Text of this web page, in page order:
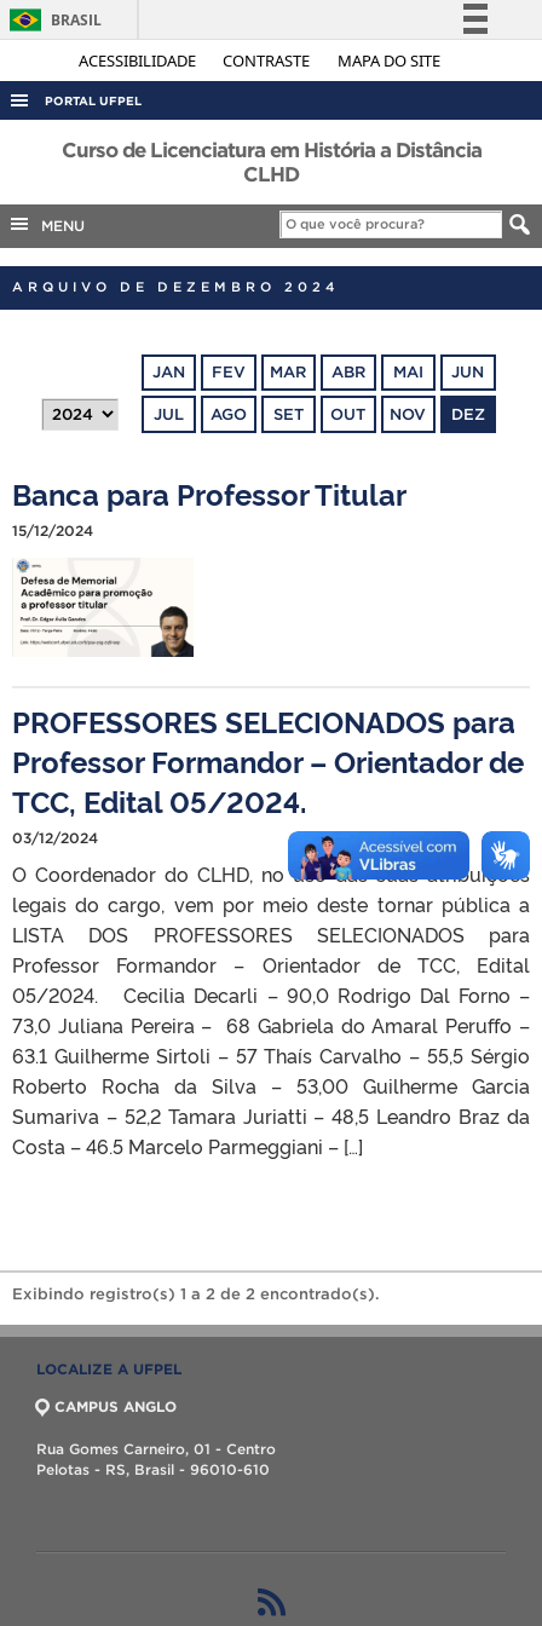
ACESSIBILIDADE CONTRASTE MAPA DO SITE
BRASIL
Simplifique!
Legislação
Canais
PORTAL UFPEL
ACESSO À INFORMAÇÃO
COBALTO
CONCURSOS
PORTARIAS
Curso de Licenciatura em História a Distância
CLHD
MENU
ARQUIVO DE DEZEMBRO 2024
JAN FEV MAR ABR MAI JUN
JUL AGO SET OUT NOV DEZ
Banca para Professor Titular
15/12/2024
PROFESSORES SELECIONADOS para
Professor Formandor – Orientador de
TCC, Edital 05/2024.
03/12/2024
O Coordenador do CLHD, no uso das suas atribuições
legais do cargo, vem por meio deste tornar pública a
LISTA DOS PROFESSORES SELECIONADOS para
Professor Formandor – Orientador de TCC, Edital
05/2024. Cecilia Decarli – 90,0 Rodrigo Dal Forno –
73,0 Juliana Pereira – 68 Gabriela do Amaral Peruffo –
63.1 Guilherme Sirtoli – 57 Thaís Carvalho – 55,5 Sérgio
Roberto Rocha da Silva – 53,00 Guilherme Garcia
Sumariva – 52,2 Tamara Juriatti – 48,5 Leandro Braz da
Costa – 46.5 Marcelo Parmeggiani – […]
Exibindo registro(s) 1 a 2 de 2 encontrado(s).
LOCALIZE A UFPEL
CAMPUS ANGLO
Rua Gomes Carneiro, 01 - Centro
Pelotas - RS, Brasil - 96010-610